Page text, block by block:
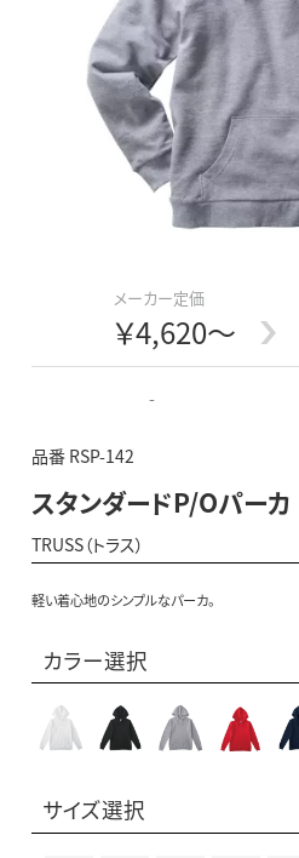
メーカー定価
￥4,620～
-
品番 RSP-142
スタンダードP/Oパーカ
TRUSS（トラス）
軽い着心地のシンプルなパーカ。
カラー選択
サイズ選択